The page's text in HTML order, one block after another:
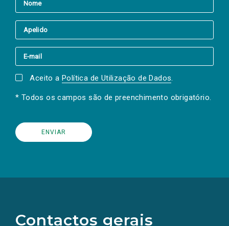
Aceito a Política de Utilização de Dados.
* Todos os campos são de preenchimento obrigatório.
Contactos gerais
redes